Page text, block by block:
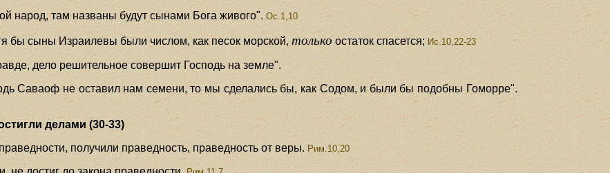
народ, там названы будут сынами Бога живого". Ос.1,10
бы сыны Израилевы были числом, как песок морской, толькоостаток спасется; Ис.10,22-23
дело решительное совершит Господь на земле".
Саваоф не оставил нам семени, то мы сделались бы, как Содом, и были бы подобны Гоморре".
делами (30-33)
получили праведность, праведность от веры. Рим.10,20